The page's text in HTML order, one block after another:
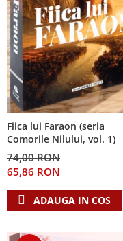
Fiica lui Faraon (seria
Comorile Nilului, vol. 1)
74,00 RON
65,86 RON
ADAUGA IN COS